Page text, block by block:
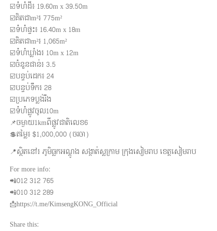
☑️ទំហំដី៖ 19.60m x 39.50m
☑️គិតជាm²៖ 775m²
☑️ទំហំផ្ទះ៖ 16.40m x 18m
☑️គិតជាm²៖ 1,065m²
☑️ទំហំឃ្លាំង៖ 10m x 12m
☑️ចំនួនជាន់៖ 3.5
☑️បន្ទប់ដេក៖ 24
☑️បន្ទប់ទឹក៖ 28
☑️ប្រភេទប្លង់រឹង
☑️ទំហំផ្លូវចូល10m
📌ចម្ងាយ1kmពីផ្លូវជាតិលេខ6
💲តម្លៃ៖ $1,000,000 (ចរចា)
📍ស្ថិតនៅ៖ ភូមិធ្លកអណ្តូង សង្កាត់ស្លក្រាម ក្រុងសៀមរាប ខេត្តសៀមរាប
For more info:
📲012 312 765
📲010 312 289
📩https://t.me/KimsengKONG_Official
Share this: